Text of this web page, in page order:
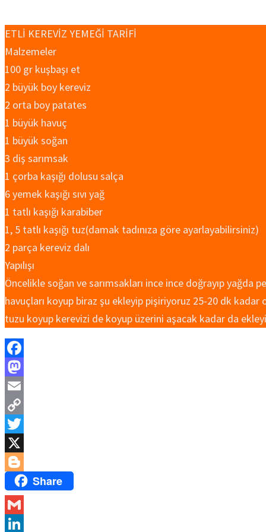
ETLİ KEREVİZ YEMEĞİ TARİFİ
Malzemeler
100 gr kuşbaşı et
2 büyük boy kereviz
2 orta boy patates
1 büyük havuç
1 büyük soğan
3 diş sarımsak
1 çorba kaşığı dolusu salça
6 yemek kaşığı sıvı yağ
1 tatlı kaşığı karabiber
1, 5 tatlı kaşığı tuz(damak tadınıza göre ayarlayabilirsiniz)
2 parça kereviz dalı
Yapılışı
Öncelikle soğan ve sarımsakları ince ince doğrayıp yağda
havuçları koyup biraz şu ekleyip pişiriyoruz 25-20 dk
tuzu koyup kerevizi de koyup üzerini aşacak kadar da
Facebook
Mastodon
Email
Copy
Link
Twitter
X
BloggerShare
Gmail